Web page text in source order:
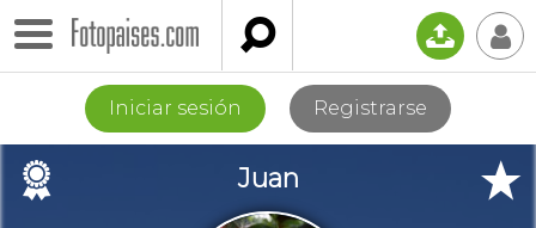
 📤 👤
Iniciar sesión Registrarse
Juan
🏉 ★